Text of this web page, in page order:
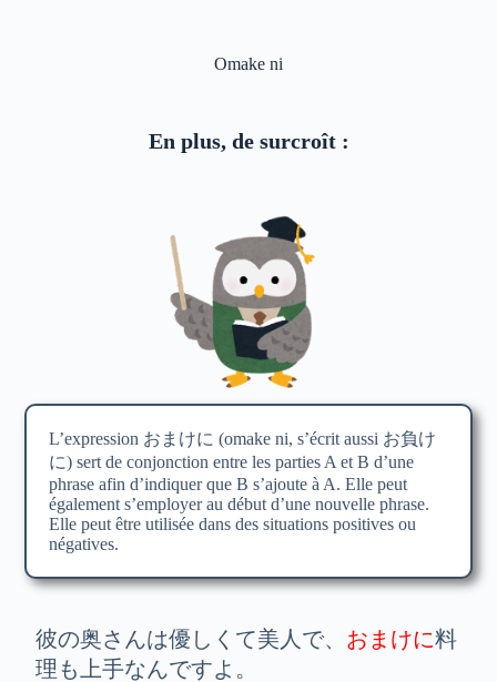
Omake ni
En plus, de surcroît :
L’expression おまけに (omake ni, s’écrit aussi お負け
に) sert de conjonction entre les parties A et B d’une
phrase afin d’indiquer que B s’ajoute à A. Elle peut
également s’employer au début d’une nouvelle phrase.
Elle peut être utilisée dans des situations positives ou
négatives.
彼の奥さんは優しくて美人で、 おまけに料
理も上手なんですよ。